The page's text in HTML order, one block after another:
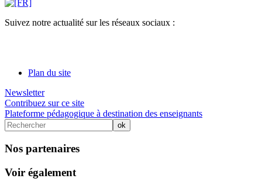
Suivez notre actualité sur les réseaux sociaux :
Plan du site
Newsletter
Contribuez sur ce site
Plateforme pédagogique à destination des enseignants
Nos partenaires
Voir également